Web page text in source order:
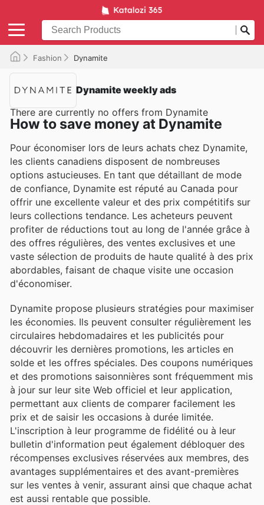
Fashion Dynamite
Dynamite weekly ads
There are currently no offers from Dynamite
How to save money at Dynamite
Pour économiser lors de leurs achats chez Dynamite,
les clients canadiens disposent de nombreuses
options astucieuses. En tant que détaillant de mode
de confiance, Dynamite est réputé au Canada pour
offrir une excellente valeur et des prix compétitifs sur
leurs collections tendance. Les acheteurs peuvent
profiter de réductions tout au long de l'année grâce à
des offres régulières, des ventes exclusives et une
vaste sélection de produits de haute qualité à des prix
abordables, faisant de chaque visite une occasion
d'économiser.
Dynamite propose plusieurs stratégies pour maximiser
les économies. Ils peuvent consulter régulièrement les
circulaires hebdomadaires et les publicités pour
découvrir les dernières promotions, les articles en
solde et les offres spéciales. Des coupons numériques
et des promotions saisonnières sont fréquemment mis
à jour sur leur site Web officiel et leur application,
permettant aux clients de comparer facilement les
prix et de saisir les occasions à durée limitée.
L'inscription à leur programme de fidélité ou à leur
bulletin d'information peut également débloquer des
récompenses exclusives réservées aux membres, des
avantages supplémentaires et des avant-premières
sur les ventes à venir, assurant ainsi que chaque achat
est aussi rentable que possible.